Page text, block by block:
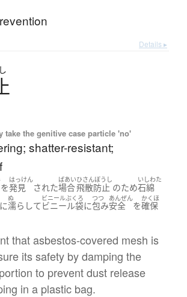
Details ▸
し
take the genitive case particle 'no'
shatter-resistant;
を
はっけん
発見 された
ばあい
場合
ひさんぼうし
飛散防止 のため
いしわた
石綿
に
ぬ
濡らして
ビニールぶくろ
ビニール袋に
つつ
包み
あんぜん
安全 を
かくほ
確保
that asbestos-covered mesh is
its safety by damping the
to prevent dust release
in a plastic bag.